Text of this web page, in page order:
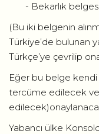
- Bekarlık
(Bu iki belgenin
Türkiye’de bulunan
Türkçe’ye çevrilip
Eğer bu belge kendi
tercüme edilecek
Yabancı ülke